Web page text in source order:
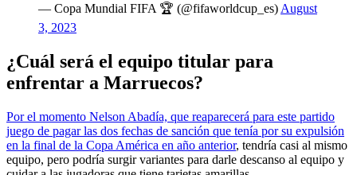
— Copa Mundial FIFA 🏆 (@fifaworldcup_es) August
3, 2023
¿Cuál será el equipo titular para
enfrentar a Marruecos?
Por el momento Nelson Abadía, que reaparecerá para este partido
juego de pagar las dos fechas de sanción que tenía por su expulsión
en la final de la Copa América en año anterior, tendría casi al mismo
equipo, pero podría surgir variantes para darle descanso al equipo y